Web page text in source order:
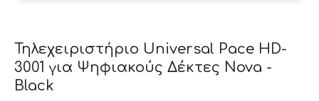
Τηλεχειριστήριο Universal Pace HD-
3001 για Ψηφιακούς Δέκτες Nova -
Black